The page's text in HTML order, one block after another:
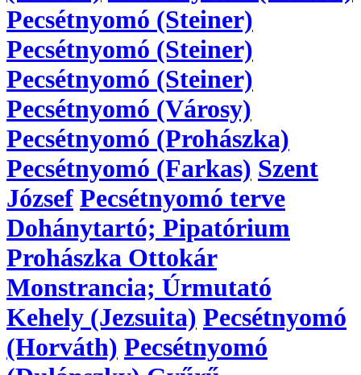
Pecsétnyomó (Steiner)
Pecsétnyomó (Steiner)
Pecsétnyomó (Steiner)
Pecsétnyomó (Városy)
Pecsétnyomó (Prohászka)
Pecsétnyomó (Farkas) Szent
József Pecsétnyomó terve
Dohánytartó; Pipatórium
Prohászka Ottokár
Monstrancia; Úrmutató
Kehely (Jezsuita) Pecsétnyomó
(Horváth) Pecsétnyomó